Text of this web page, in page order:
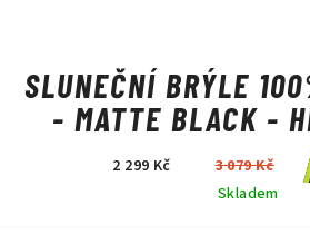
SLUNEČNÍ BRÝLE
- MATTE BLACK -
MULTILAYER
2 299 Kč 3 079 Kč
Skladem